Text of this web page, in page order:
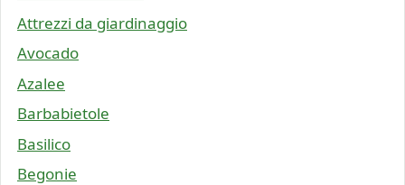
Attrezzi da giardinaggio
Avocado
Azalee
Barbabietole
Basilico
Begonie